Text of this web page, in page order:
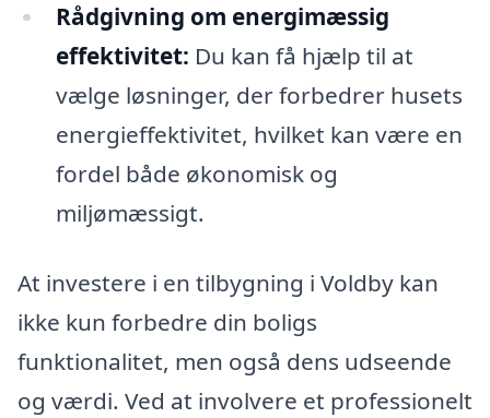
Rådgivning om energimæssig
effektivitet: Du kan få hjælp til at
vælge løsninger, der forbedrer husets
energieffektivitet, hvilket kan være en
fordel både økonomisk og
miljømæssigt.
At investere i en tilbygning i Voldby kan
ikke kun forbedre din boligs
funktionalitet, men også dens udseende
og værdi. Ved at involvere et professionelt